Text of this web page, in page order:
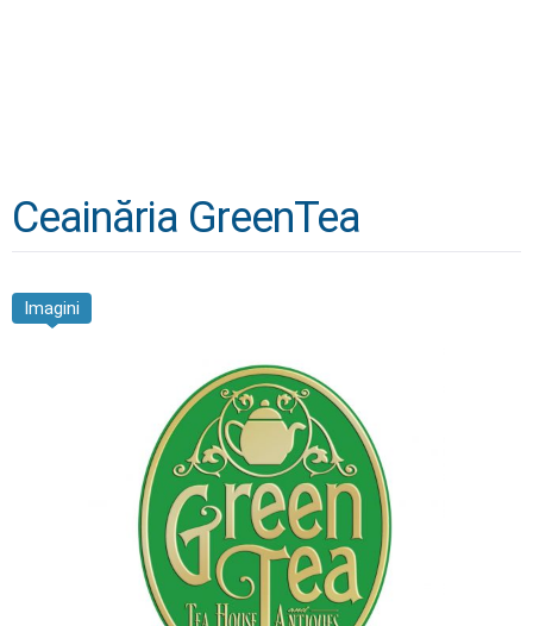
Ceainăria GreenTea
Imagini